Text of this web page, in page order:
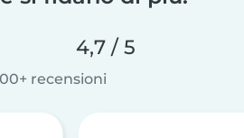
4,7 / 5
recensioni